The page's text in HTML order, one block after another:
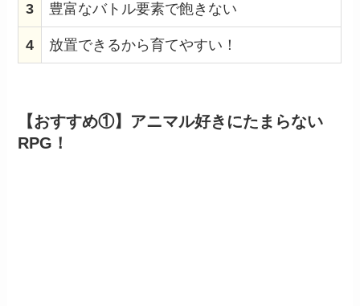
3 豊富なバトル要素で飽きない
4 放置できるから育てやすい！
【おすすめ①】アニマル好きにたまらない
RPG！